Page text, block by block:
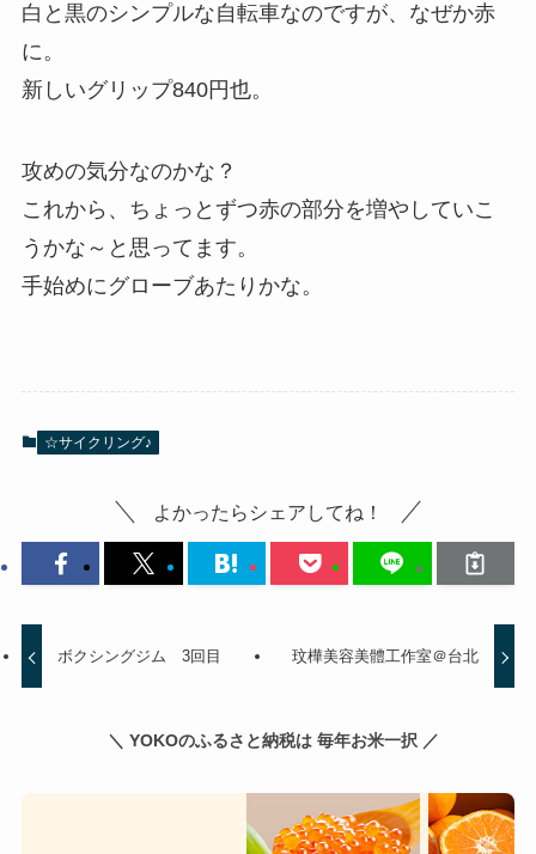
白と黒のシンプルな自転車なのですが、なぜか赤
に。
新しいグリップ840円也。
攻めの気分なのかな？
これから、ちょっとずつ赤の部分を増やしていこ
うかな～と思ってます。
手始めにグローブあたりかな。
☆サイクリング♪
よかったらシェアしてね！
ボクシングジム 3回目 玟樺美容美體工作室＠台北
＼ YOKOのふるさと納税は 毎年お米一択 ／